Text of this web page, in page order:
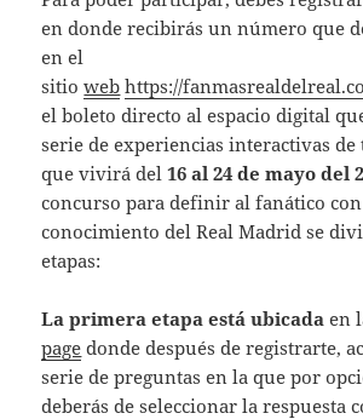
en donde recibirás un número que
en el
sitioweb https://
el boleto directo al espacio digital
serie de experiencias interactivas
que vivirá del16 al 24 de mayo del
concurso para definir al fanático
conocimiento del Real Madrid se
etapas:
La primera etapa está ubicada en
page donde después de registrarte,
serie de preguntas en la que por
deberás de seleccionar la respuesta